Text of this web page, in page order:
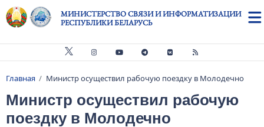
Перейти к основному содержанию
МИНИСТЕРСТВО СВЯЗИ И ИНФОРМАТИЗАЦИИ
РЕСПУБЛИКИ БЕЛАРУСЬ
Строка навигации
Главная Министр осуществил рабочую поездку в Молодечно
Министр осуществил рабочую
поездку в Молодечно